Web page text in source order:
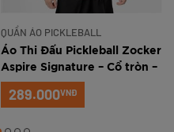
QUẦN ÁO PICKLEBALL
Áo Thi Đấu Pickleball Zocker
Aspire Signature – Cổ tròn –
Đỏ
289.000VNĐ